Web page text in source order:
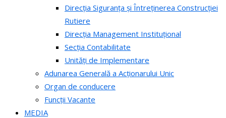
Direcția Siguranța și Întreținerea Construcției
Rutiere
Direcția Management Instituțional
Secția Contabilitate
Unități de Implementare
Adunarea Generală a Acționarului Unic
Organ de conducere
Funcții Vacante
MEDIA